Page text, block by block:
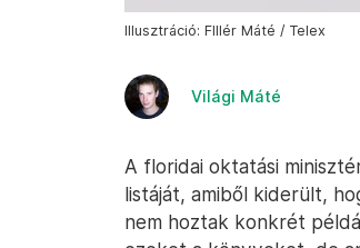
Illusztráció: FIllér Máté / Telex
Világi Máté
A floridai oktatási
listáját, amiből kiderült,
nem hoztak konkrét